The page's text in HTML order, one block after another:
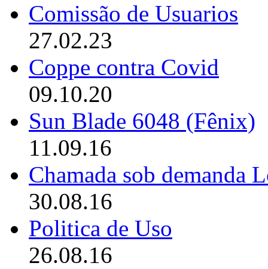
Comissão de Usuarios
27.02.23
Coppe contra Covid
09.10.20
Sun Blade 6048 (Fênix)
11.09.16
Chamada sob demanda
30.08.16
Politica de Uso
26.08.16